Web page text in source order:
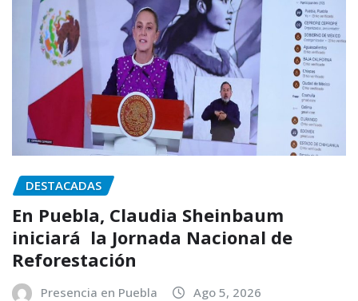
DESTACADAS
En Puebla, Claudia Sheinbaum
iniciará la Jornada Nacional de
Reforestación
Presencia en Puebla Ago 5, 2026